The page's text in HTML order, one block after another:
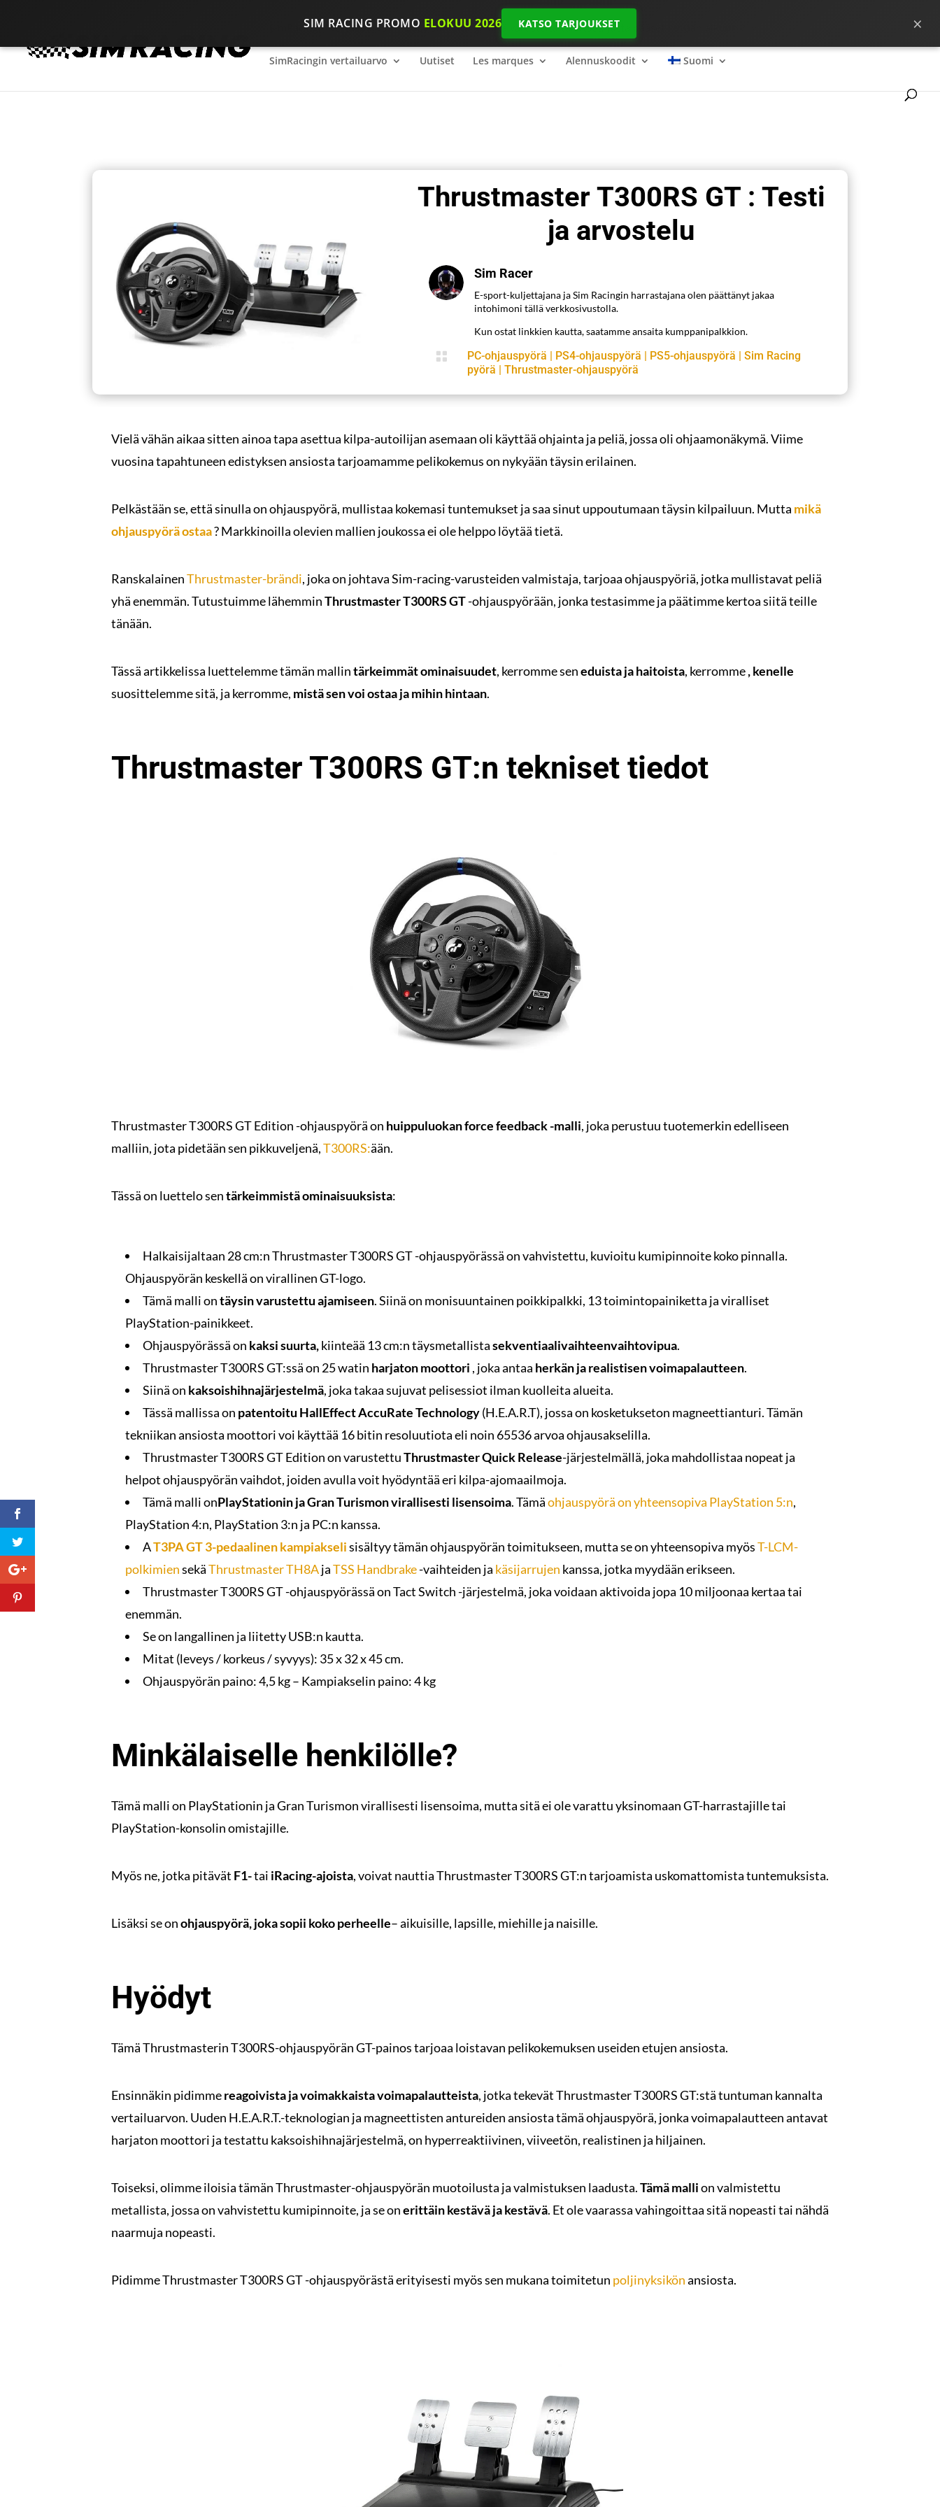
SIM RACING PROMO ELOKUU 2026 KATSO TARJOUKSET ×
SimRacingin vertailuarvo 2026 SimRacing: Mitä varusteita tarvitset, jotta pääset hyvään alkuun ?
SimRacingin vertailuarvo Uutiset Les marques Alennuskoodit Suomi
Thrustmaster T300RS GT : Testi
ja arvostelu
Sim Racer
E-sport-kuljettajana ja Sim Racingin harrastajana olen päättänyt jakaa
intohimoni tällä verkkosivustolla.
Kun ostat linkkien kautta, saatamme ansaita kumppanipalkkion.
 PC-ohjauspyörä PS4-ohjauspyörä PS5-ohjauspyörä |Sim Racing
pyörä |Thrustmaster-ohjauspyörä
Vielä vähän aikaa sitten ainoa tapa asettua kilpa-autoilijan asemaan oli käyttää ohjainta ja peliä, jossa oli ohjaamonäkymä. Viime
vuosina tapahtuneen edistyksen ansiosta tarjoamamme pelikokemus on nykyään täysin erilainen.
Pelkästään se, että sinulla on ohjauspyörä, mullistaa kokemasi tuntemukset ja saa sinut uppoutumaan täysin kilpailuun. Mutta mikä
ohjauspyörä ostaa? Markkinoilla olevien mallien joukossa ei ole helppo löytää tietä.
RanskalainenThrustmaster-brändi, joka on johtava Sim-racing-varusteiden valmistaja, tarjoaa ohjauspyöriä, jotka mullistavat peliä
yhä enemmän. Tutustuimme lähemminThrustmaster T300RS GT-ohjauspyörään, jonka testasimme ja päätimme kertoa siitä teille
tänään.
Tässä artikkelissa luettelemme tämän mallintärkeimmät ominaisuudet, kerromme seneduista ja haitoista, kerromme, kenelle
suosittelemme sitä, ja kerromme, mistä sen voi ostaa ja mihin hintaan.
Thrustmaster T300RS GT:n tekniset tiedot
Thrustmaster T300RS GT Edition -ohjauspyörä on huippuluokan force feedback -malli, joka perustuu tuotemerkin edelliseen
malliin, jota pidetään sen pikkuveljenä,T300RS:ään.
Tässä on luettelo sentärkeimmistä ominaisuuksista:
Halkaisijaltaan 28 cm:n Thrustmaster T300RS GT -ohjauspyörässä on vahvistettu, kuvioitu kumipinnoite koko pinnalla.
Ohjauspyörän keskellä on virallinen GT-logo.
Tämä malli ontäysin varustettu ajamiseen. Siinä on monisuuntainen poikkipalkki, 13 toimintopainiketta ja viralliset
PlayStation-painikkeet.
Ohjauspyörässä on kaksi suurta,kiinteää 13 cm:n täysmetallistasekventiaalivaihteenvaihtovipua.
Thrustmaster T300RS GT:ssä on 25 watin harjaton moottori , joka antaa herkän ja realistisen voimapalautteen.
Siinä on kaksoishihnajärjestelmä, joka takaa sujuvat pelisessiot ilman kuolleita alueita.
Tässä mallissa on patentoitu HallEffect AccuRate Technology(H.E.A.R.T), jossa on kosketukseton magneettianturi. Tämän
tekniikan ansiosta moottori voi käyttää 16 bitin resoluutiota eli noin 65536 arvoa ohjausakselilla.
Thrustmaster T300RS GT Edition on varustettuThrustmaster Quick Release-järjestelmällä, joka mahdollistaa nopeat ja
helpot ohjauspyörän vaihdot, joiden avulla voit hyödyntää eri kilpa-ajomaailmoja.
Tämä malli onPlayStationin ja Gran Turismon virallisesti lisensoima. Tämäohjauspyörä on yhteensopiva PlayStation 5:n,
PlayStation 4:n, PlayStation 3:n ja PC:n kanssa.
AT3PA GT 3-pedaalinen kampiakselisisältyy tämän ohjauspyörän toimitukseen, mutta se on yhteensopiva myösT-LCM-
polkimiensekäThrustmaster TH8AjaTSS Handbrake-vaihteiden ja käsijarrujen kanssa, jotka myydään erikseen.
Thrustmaster T300RS GT -ohjauspyörässä on Tact Switch -järjestelmä, joka voidaan aktivoida jopa 10 miljoonaa kertaa tai
enemmän.
Se on langallinen ja liitetty USB:n kautta.
Mitat (leveys / korkeus / syvyys): 35 x 32 x 45 cm.
Ohjauspyörän paino: 4,5 kg – Kampiakselin paino: 4 kg
Minkälaiselle henkilölle?
Tämä malli on PlayStationin ja Gran Turismon virallisesti lisensoima, mutta sitä ei ole varattu yksinomaan GT-harrastajille tai
PlayStation-konsolin omistajille.
Myös ne, jotka pitävät F1-tai iRacing-ajoista, voivat nauttia Thrustmaster T300RS GT:n tarjoamista uskomattomista tuntemuksista.
Lisäksi se onohjauspyörä, joka sopii koko perheelle– aikuisille, lapsille, miehille ja naisille.
Hyödyt
Tämä Thrustmasterin T300RS-ohjauspyörän GT-painos tarjoaa loistavan pelikokemuksen useiden etujen ansiosta.
Ensinnäkin pidimmereagoivista ja voimakkaista voimapalautteista, jotka tekevät Thrustmaster T300RS GT:stä tuntuman kannalta
vertailuarvon. Uuden H.E.A.R.T.-teknologian ja magneettisten antureiden ansiosta tämä ohjauspyörä, jonka voimapalautteen antavat
harjaton moottori ja testattu kaksoishihnajärjestelmä, on hyperreaktiivinen, viiveetön, realistinen ja hiljainen.
Toiseksi, olimme iloisia tämän Thrustmaster-ohjauspyörän muotoilusta ja valmistuksen laadusta.Tämä mallion valmistettu
metallista, jossa on vahvistettu kumipinnoite, ja se onerittäin kestävä ja kestävä. Et ole vaarassa vahingoittaa sitä nopeasti tai nähdä
naarmuja nopeasti.
Pidimme Thrustmaster T300RS GT -ohjauspyörästä erityisesti myös sen mukana toimitetun poljinyksikönansiosta.